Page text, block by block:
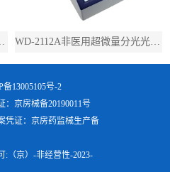
计（带荧光） WD-2112A非医用超微量分光光度计（不带荧光）
备13005105号-2
：京房械备20190011号
凭证：京房药监械生产备
:（京）-非经营性-2023-